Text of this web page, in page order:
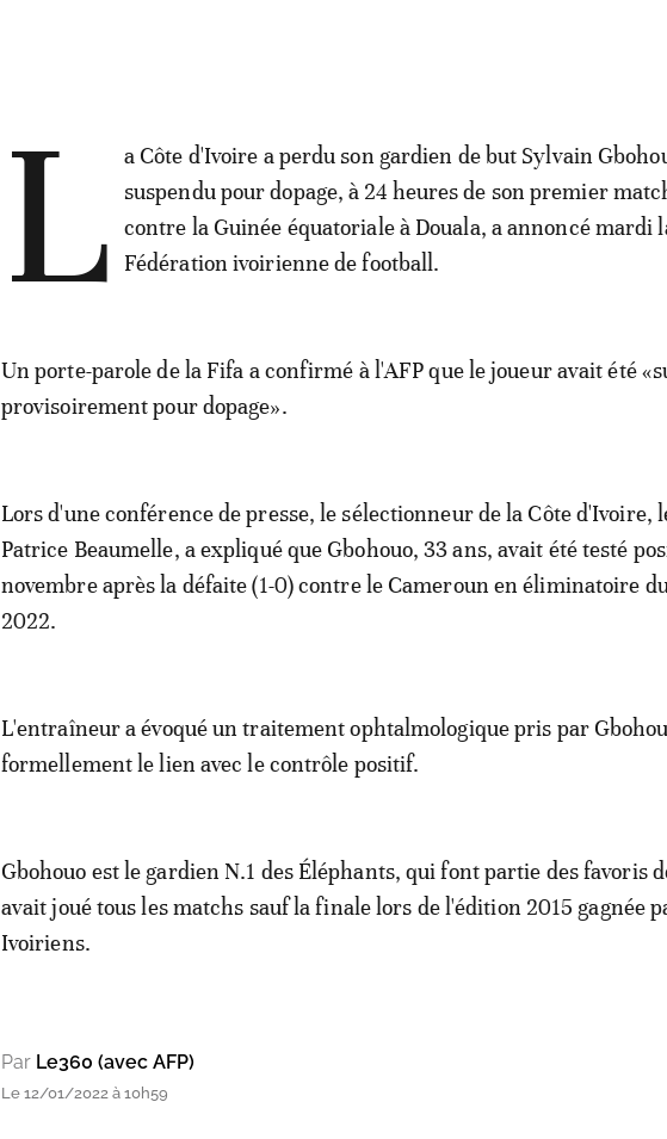
L
a Côte d'Ivoire a perdu son gardien de but Sylvain
suspendu pour dopage, à 24 heures de son premier
contre la Guinée équatoriale à Douala, a annoncé mardi
Fédération ivoirienne de football.
Un porte-parole de la Fifa a confirmé à l'AFP que le joueur avait été
provisoirement pour dopage».
Lors d'une conférence de presse, le sélectionneur de la Côte d'Ivoire,
Patrice Beaumelle, a expliqué que Gbohouo, 33 ans, avait été testé
novembre après la défaite (1-0) contre le Cameroun en éliminatoire
2022.
L'entraîneur a évoqué un traitement ophtalmologique pris par
formellement le lien avec le contrôle positif.
Gbohouo est le gardien N.1 des Éléphants, qui font partie des favoris
avait joué tous les matchs sauf la finale lors de l'édition 2015 gagnée
Ivoiriens.
Par Le360 (avec AFP)
Le 12/01/2022 à 10h59